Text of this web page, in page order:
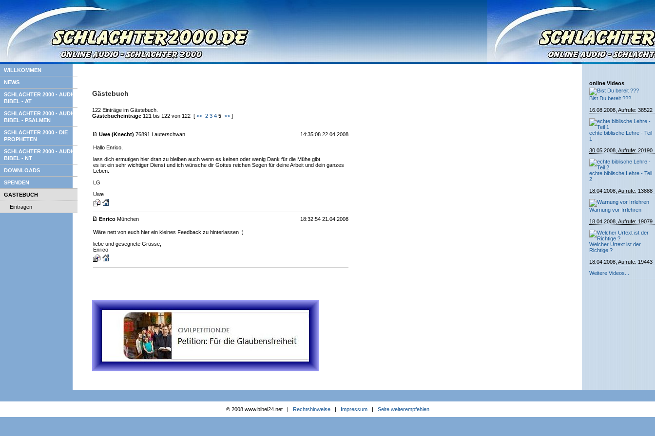
WILLKOMMEN
NEWS
SCHLACHTER 2000 - AUDIO
BIBEL - AT
SCHLACHTER 2000 - AUDIO
BIBEL - PSALMEN
SCHLACHTER 2000 - DIE
PROPHETEN
SCHLACHTER 2000 - AUDIO
BIBEL - NT
DOWNLOADS
SPENDEN
GÄSTEBUCH
Eintragen
Gästebuch
122 Einträge im Gästebuch.
Gästebucheinträge 121 bis 122 von 122 [ << 2 3 4 5 >> ]
Uwe (Knecht) 76891 Lauterschwan 14:35:08 22.04.2008
Hallo Enrico,
lass dich ermutigen hier dran zu bleiben auch wenn es keinen oder wenig Dank für die Mühe gibt.
es ist ein sehr wichtiger Dienst und ich wünsche dir Gottes reichen Segen für deine Arbeit und dein ganzes
Leben.
LG
Uwe
Enrico München 18:32:54 21.04.2008
Wäre nett von euch hier ein kleines Feedback zu hinterlassen :)
liebe und gesegnete Grüsse,
Enrico
online Videos
Bist Du bereit ???
16.08.2008, Aufrufe: 38522
echte biblische Lehre - Teil
1
30.05.2008, Aufrufe: 20190
echte biblische Lehre - Teil
2
18.04.2008, Aufrufe: 13888
Warnung vor Irrlehren
18.04.2008, Aufrufe: 19079
Welcher Urtext ist der
Richtige ?
18.04.2008, Aufrufe: 19443
Weitere Videos...
© 2008 www.bibel24.net | Rechtshinweise| Impressum| Seite weiterempfehlen